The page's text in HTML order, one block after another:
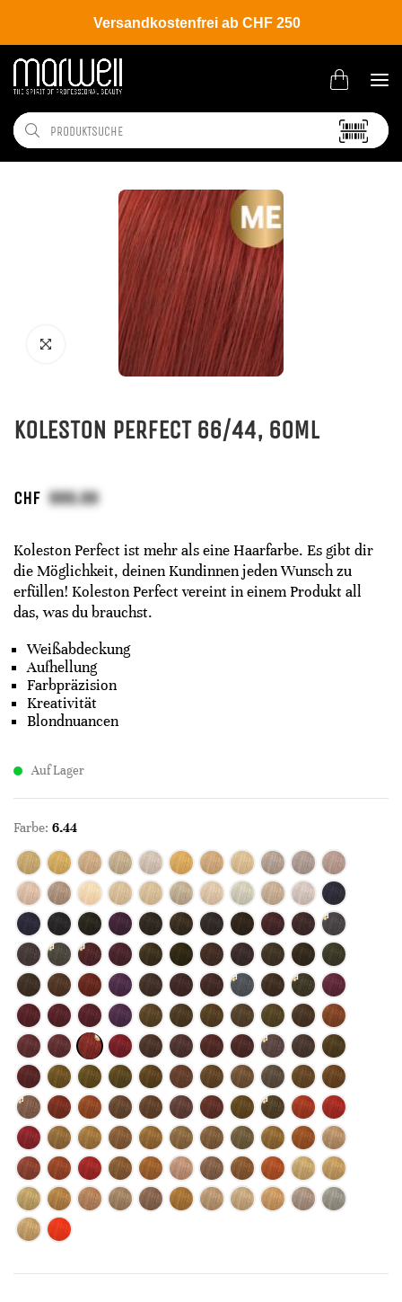
Versandkostenfrei ab CHF 250
Shop Brands Wella
KOLESTON PERFECT 66/44, 60ML
CHF
Koleston Perfect ist mehr als eine Haarfarbe. Es gibt dir
die Möglichkeit, deinen Kundinnen jeden Wunsch zu
erfüllen! Koleston Perfect vereint in einem Produkt all
das, was du brauchst.
Weißabdeckung
Aufhellung
Farbpräzision
Kreativität
Blondnuancen
Auf Lager
Farbe: 6.44